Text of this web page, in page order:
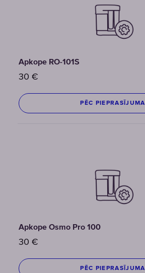
Apkope RO-101S
30 €
PĒC PIEPRASĪJUMA
Apkope Osmo Pro 100
30 €
PĒC PIEPRASĪJUMA